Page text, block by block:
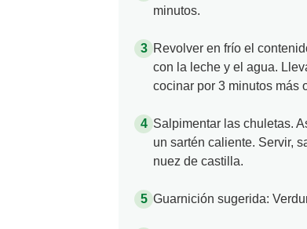
minutos.
Revolver en frío el
con la leche y el agua.
cocinar por 3 minutos más
Salpimentar las chuletas.
un sartén caliente. Servir,
nuez de castilla.
Guarnición sugerida: